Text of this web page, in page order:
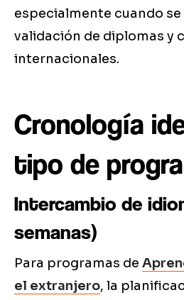
especialmente cuando
validación de diplomas y
internacionales.
Cronología
tipo de
Intercambio de
semanas)
Para programas de
el extranjero, la